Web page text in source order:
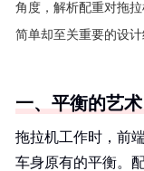
角度，解析配重对拖
简单却至关重要的设计
一、平衡的艺
拖拉机工作时，前
车身原有的平衡。